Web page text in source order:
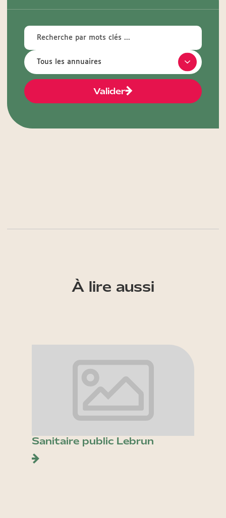
Valider
À lire aussi
Sanitaire public Lebrun